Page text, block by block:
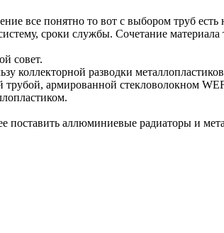
все понятно то вот с выбором труб есть
сроки службы. Сочетание материала
совет.
коллекторной разводки
армированной стекловолокном
поставить аллюминиевые радиаторы и